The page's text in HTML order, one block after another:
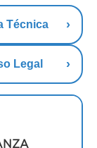
Técnica
Legal